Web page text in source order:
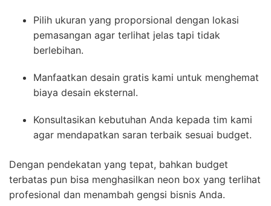
Pilih ukuran yang proporsional dengan lokasi
pemasangan agar terlihat jelas tapi tidak
berlebihan.
Manfaatkan desain gratis kami untuk menghemat
biaya desain eksternal.
Konsultasikan kebutuhan Anda kepada tim kami
agar mendapatkan saran terbaik sesuai budget.
Dengan pendekatan yang tepat, bahkan budget
terbatas pun bisa menghasilkan neon box yang terlihat
profesional dan menambah gengsi bisnis Anda.